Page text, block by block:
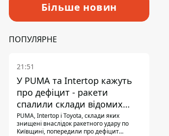
Більше новин
ПОПУЛЯРНЕ
21:51
У PUMA та Intertop кажуть
про дефіцит - ракети
спалили склади відомих
брендів
PUMA, Intertop і Toyota, склади яких
знищені внаслідок ракетного удару по
Київщині, попередили про дефіцит